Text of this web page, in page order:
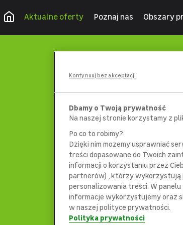
Aktualne oferty Poznaj nas Obszary
Dbamy o Twoją prywatność
Na naszej stronie korzystamy z
Po co to robimy?
Dzięki nim możemy usprawniać
treści dopasowane do Twoich
informacji o korzystaniu przez
partnerów) , którzy wykorzystują
personalizowania treści. W
informacje wykorzystujemy oraz
w naszej polityce prywatności.
Polityka prywatności
Kontynuuj bez akceptacji